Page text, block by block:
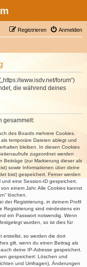
Anmelden
Registrieren
www.isdv.net/forum“)
die während deines
gesammelt:
des Boards mehrere Cookies.
temporäre Dateien ablegt und
bleiben. In diesen Cookies
zugeordnet werden
Beiträge (zur Markierung dieser als
sowie Informationen über deine
bist) gespeichert. Ferner werden
eine Session-ID gespeichert.
einem Jahr. Alle Cookies kannst
löschen.
der Registrierung, in deinem Profil
Registrierung sind mindestens ein
ein Passwort notwendig. Wenn
wurden, so ist dies für
erstellst, so werden die dort
gilt, wenn du einen Beitrag als
deine IP-Adresse gespeichert.
gespeichert: Löschen und
und Umfragen), Änderungen